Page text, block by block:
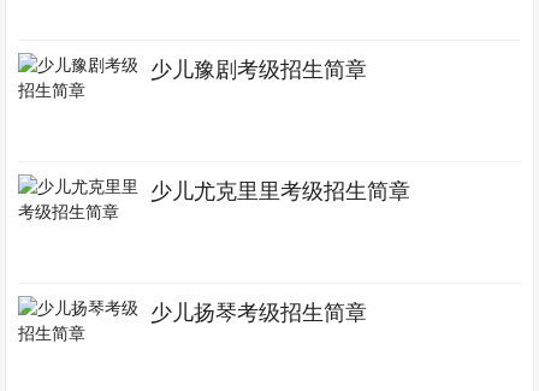
少儿豫剧考级招生简章
少儿尤克里里考级招生简章
少儿扬琴考级招生简章